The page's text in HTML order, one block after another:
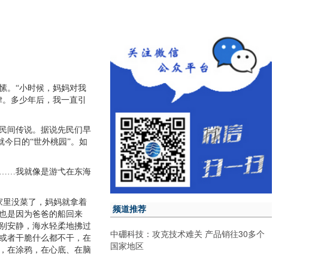
。 “小时候，妈妈对我
多少年后，我一直引
间传说。据说先民们早
今日的“世外桃园”。如
……我就像是游弋在东海
没菜了，妈妈就拿着
是因为爸爸的船回来
安静，海水轻柔地拂过
者干脆什么都不干，在
在涂鸦，在心底、在脑
频道推荐
中硼科技：攻克技术难关 产品销往30多个
国家地区